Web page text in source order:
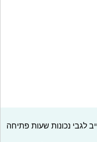
נכונות שעות פתיחה